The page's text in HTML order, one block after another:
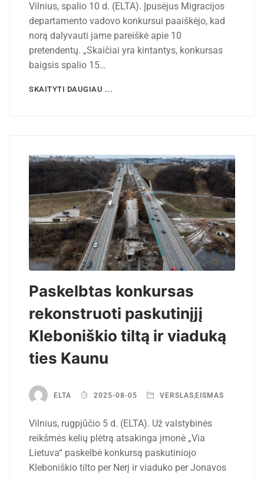
Vilnius, spalio 10 d. (ELTA). Įpusėjus Migracijos
departamento vadovo konkursui paaiškėjo, kad
norą dalyvauti jame pareiškė apie 10
pretendentų. „Skaičiai yra kintantys, konkursas
baigsis spalio 15…
SKAITYTI DAUGIAU ...
Paskelbtas konkursas
rekonstruoti paskutinįjį
Kleboniškio tiltą ir viaduką
ties Kaunu
ELTA 2025-08-05 VERSLAS,EISMAS
Vilnius, rugpjūčio 5 d. (ELTA). Už valstybinės
reikšmės kelių plėtrą atsakinga įmonė „Via
Lietuva“ paskelbė konkursą paskutiniojo
Kleboniškio tilto per Nerį ir viaduko per Jonavos